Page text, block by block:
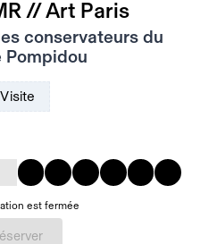
// Art Paris
conservateurs du
Pompidou
Visite
est fermée